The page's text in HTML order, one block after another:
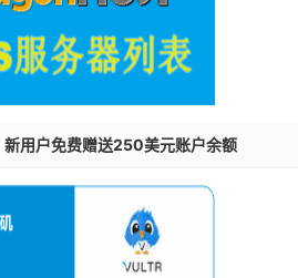
用户免费赠送250美元账户余额